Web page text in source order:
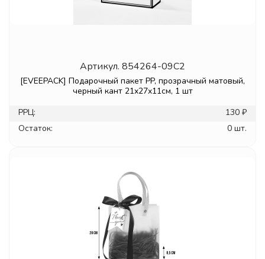
Артикул. 854264-09C2
[EVEEPACK] Подарочный пакет PP, прозрачный матовый,
черный кант 21x27x11см, 1 шт
РРЦ:
130 ₽
Остаток:
0 шт.